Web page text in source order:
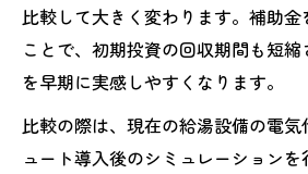
比較して大きく変わります。補助
ことで、初期投資の回収期間も短
を早期に実感しやすくなります。
比較の際は、現在の給湯設備の電
ュート導入後のシミュレーション